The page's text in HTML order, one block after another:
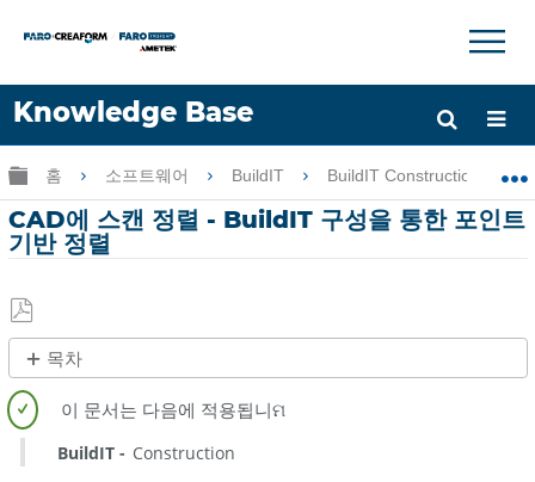
Knowledge Base
언어
도움 받기 로그인
×
글로벌 계층 확장/축소
홈 소프트웨어 BuildIT BuildIT Construction
CAD에 스캔 정렬 - BuildIT 구성을 통한 포인트
기반 정렬
PDF
로
저
장
목차
제
목
없
음
BuildIT Construction